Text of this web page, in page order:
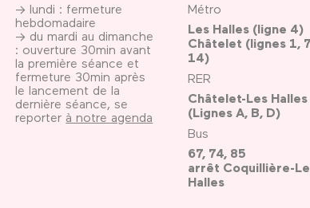
→ lundi : fermeture
hebdomadaire
→ du mardi au dimanche
: ouverture 30min avant
la première séance et
fermeture 30min après
le lancement de la
dernière séance, se
reporter à notre agenda
Métro
Les Halles (ligne 4)
Châtelet (lignes 1,
14)
RER
Châtelet-Les Halles
(Lignes A, B, D)
Bus
67, 74, 85
arrêt Coquillière-
Halles